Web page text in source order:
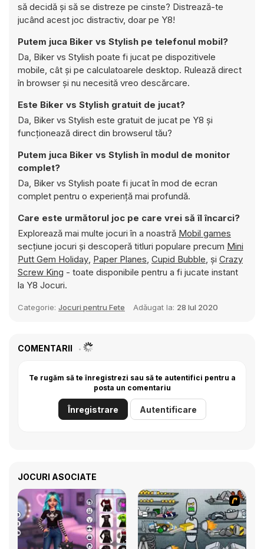
să decidă și să se distreze pe cinste? Distrează-te
jucând acest joc distractiv, doar pe Y8!
Putem juca Biker vs Stylish pe telefonul mobil?
Da, Biker vs Stylish poate fi jucat pe dispozitivele
mobile, cât și pe calculatoarele desktop. Rulează direct
în browser și nu necesită vreo descărcare.
Este Biker vs Stylish gratuit de jucat?
Da, Biker vs Stylish este gratuit de jucat pe Y8 și
funcționează direct din browserul tău?
Putem juca Biker vs Stylish în modul de monitor
complet?
Da, Biker vs Stylish poate fi jucat în mod de ecran
complet pentru o experiență mai profundă.
Care este următorul joc pe care vrei să îl încarci?
Explorează mai multe jocuri în a noastră Mobil games
secțiune jocuri și descoperă titluri populare precum Mini
Putt Gem Holiday, Paper Planes, Cupid Bubble, și Crazy
Screw King - toate disponibile pentru a fi jucate instant
la Y8 Jocuri.
Categorie: Jocuri pentru Fete Adăugat la: 28 Iul 2020
COMENTARII
Te rugăm să te înregistrezi sau să te autentifici pentru a
posta un comentariu
Înregistrare Autentificare
JOCURI ASOCIATE